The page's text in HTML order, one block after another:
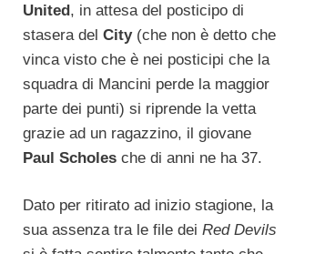
United, in attesa del posticipo di
stasera del City(che non è detto che
vinca visto che è nei posticipi che la
squadra di Mancini perde la maggior
parte dei punti) si riprende la vetta
grazie ad un ragazzino, il giovane
Paul Scholesche di anni ne ha 37.
Dato per ritirato ad inizio stagione, la
sua assenza tra le file dei Red Devils